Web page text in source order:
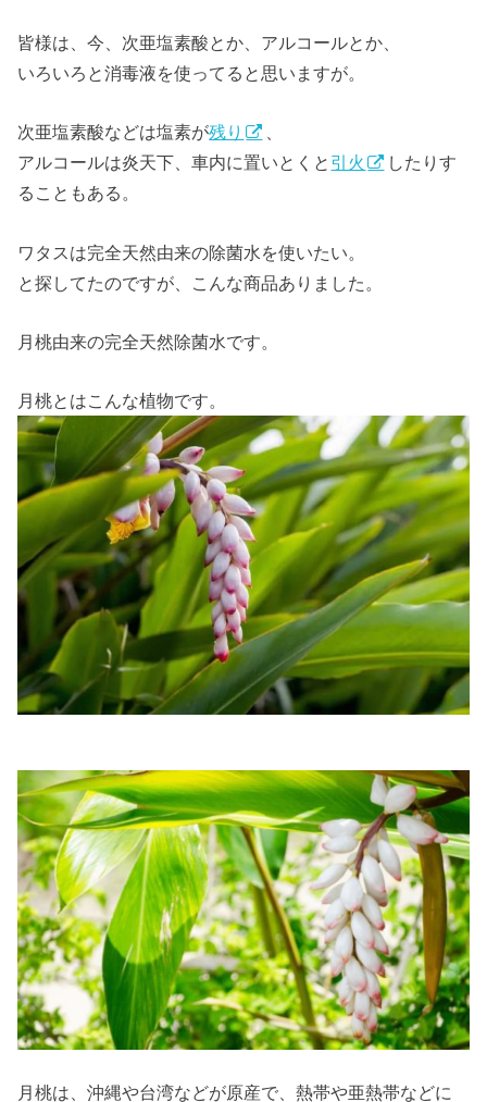
皆様は、今、次亜塩素酸とか、アルコールとか、
いろいろと消毒液を使ってると思いますが。
次亜塩素酸などは塩素が残り
アルコールは炎天下、車内に置いとくと 引火
したりす
ることもある。
ワタスは完全天然由来の除菌水を使いたい。
と探してたのですが、こんな商品ありました。
月桃由来の完全天然除菌水です。
月桃とはこんな植物です。
月桃は、沖縄や台湾などが原産で、熱帯や亜熱帯などに